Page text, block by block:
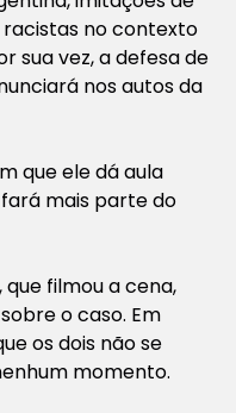
no contexto
sua vez, a defesa de
nos autos da
que ele dá aula
mais parte do
filmou a cena,
o caso. Em
os dois não se
momento.